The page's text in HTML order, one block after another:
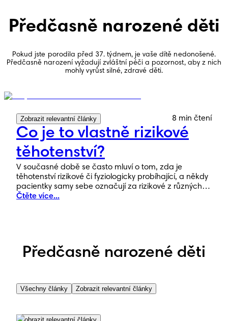
Předčasně narozené děti
Pokud jste porodila před 37. týdnem, je vaše dítě nedonošené.
Předčasně narození vyžadují zvláštní péči a pozornost, aby z nich
mohly vyrůst silné, zdravé děti.
Zobrazit relevantní články 8 min čtení
Co je to vlastně rizikové
těhotenství?
V současné době se často mluví o tom, zda je
těhotenství rizikové či fyziologicky probíhající, a někdy
pacientky samy sebe označují za rizikové z různých
důvodů – bohužel někdy i pouze kvůli pracovní
Čtěte více...
Předčasně narozené děti
Všechny články Zobrazit relevantní články